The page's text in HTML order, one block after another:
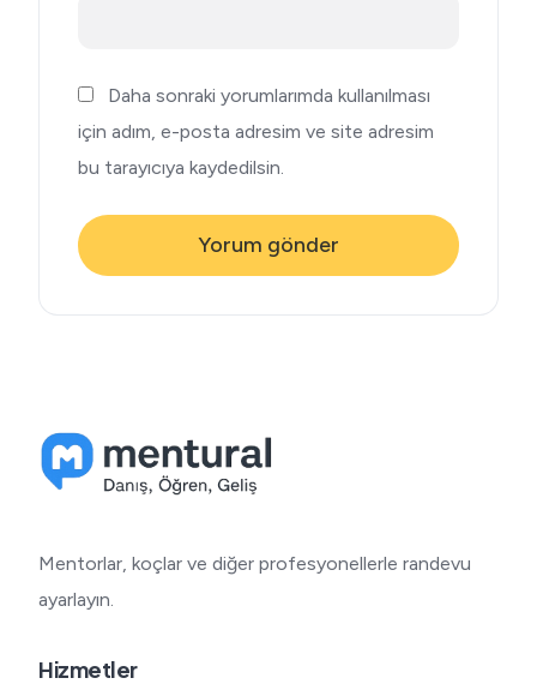
Daha sonraki yorumlarımda kullanılması
için adım, e-posta adresim ve site adresim
bu tarayıcıya kaydedilsin.
Mentorlar, koçlar ve diğer profesyonellerle randevu
ayarlayın.
Hizmetler